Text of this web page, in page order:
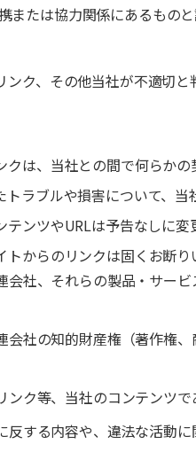
または協力関係にあるもの
ンク、その他当社が不適切
は、当社との間で何らか
トラブルや損害について、当
ンツやURLは予告なしに
からのリンクは固くお断り
会社、それらの製品・サー
会社の知的財産権（著作権
ンク等、当社のコンテンツ
反する内容や、違法な活動